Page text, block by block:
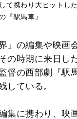
て携わり大ヒットし
『駅馬車』
」の編集や映画
の時期に来日し
督の西部劇『駅
している。
集に携わり、映